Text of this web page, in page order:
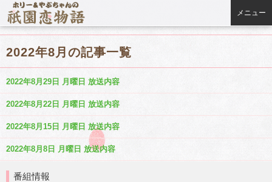
メニュー
2022年8月の記事一覧
2022年8月29日 月曜日 放送内容
2022年8月22日 月曜日 放送内容
2022年8月15日 月曜日 放送内容
2022年8月8日 月曜日 放送内容
番組情報